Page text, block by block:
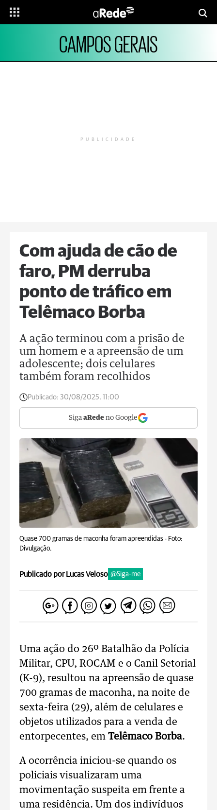
CAMPOS GERAIS
PUBLICIDADE
Com ajuda de cão de
faro, PM derruba
ponto de tráfico em
Telêmaco Borba
A ação terminou com a prisão de
um homem e a apreensão de um
adolescente; dois celulares
também foram recolhidos
Publicado: 30/08/2025, 11:00
Siga aRede no Google
Quase 700 gramas de maconha foram apreendidas - Foto:
Divulgação.
Publicado por Lucas Veloso @Siga-me
Uma ação do 26º Batalhão da Polícia
Militar, CPU, ROCAM e o Canil Setorial
(K-9), resultou na apreensão de quase
700 gramas de maconha, na noite de
sexta-feira (29), além de celulares e
objetos utilizados para a venda de
entorpecentes, em Telêmaco Borba.
A ocorrência iniciou-se quando os
policiais visualizaram uma
movimentação suspeita em frente a
uma residência. Um dos indivíduos